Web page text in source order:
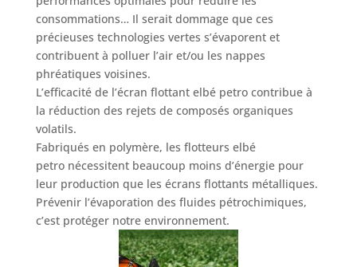
consommations… Il serait dommage que ces
précieuses technologies vertes s’évaporent et
contribuent à polluer l’air et/ou les nappes
phréatiques voisines.
L’efficacité de l’écran flottant elbé petro contribue à
la réduction des rejets de composés organiques
volatils.
Fabriqués en polymère, les flotteurs elbé
petro nécessitent beaucoup moins d’énergie pour
leur production que les écrans flottants métalliques.
Prévenir l’évaporation des fluides pétrochimiques,
c’est protéger notre environnement.